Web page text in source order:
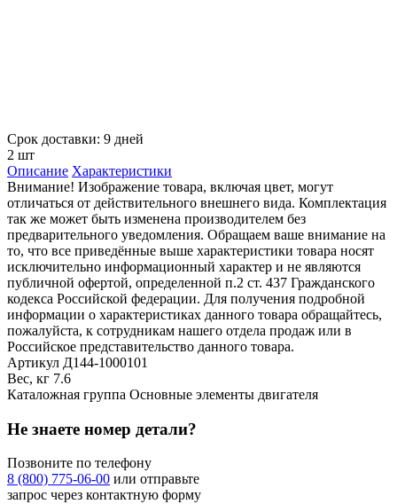
Срок доставки: 9 дней
2 шт
Описание Характеристики
Внимание! Изображение товара, включая цвет, могут
отличаться от действительного внешнего вида. Комплектация
так же может быть изменена производителем без
предварительного уведомления. Обращаем ваше внимание на
то, что все приведённые выше характеристики товара носят
исключительно информационный характер и не являются
публичной офертой, определенной п.2 ст. 437 Гражданского
кодекса Российской федерации. Для получения подробной
информации о характеристиках данного товара обращайтесь,
пожалуйста, к сотрудникам нашего отдела продаж или в
Российское представительство данного товара.
Артикул Д144-1000101
Вес, кг 7.6
Каталожная группа Основные элементы двигателя
Не знаете номер детали?
Позвоните по телефону
8 (800) 775-06-00 или отправьте
запрос через контактную форму